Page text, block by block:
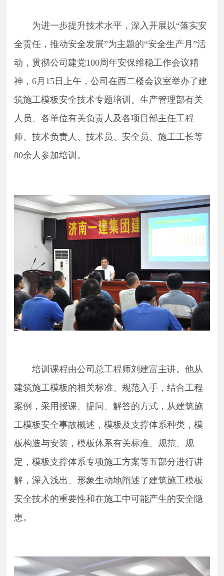
为进一步提升技术水平，深入开展以“落实安
全责任，推动安全发展”为主题的“安全生产月”活
动，贯彻公司建党100周年安保维稳工作会议精
神，6月15日上午，公司在西二楼会议室举办了建
筑施工模板安全技术专题培训。生产管理部有关
人员、各单位有关负责人及各项目部主任工程
师、技术负责人、技术员、安全员、施工工长等
80余 人参加培训。
培训课程由公司总工程师刘建富主讲。他从
建筑施工模板的相关标准、规范入手，结合工程
案例 ，采用授课、提问、解答的方式，从建筑施
工模板安全事故概述 ，模板及支撑体系种类 ，模
板构造与安装 ，模板体系有关标准、规范、规
定，模板支撑体系专项施工方案等五部分进行讲
解 ，深入浅出 、 形象生动地阐述了建筑施工模板
安全技术的重要性和在施工中可能产生的安全隐
患。